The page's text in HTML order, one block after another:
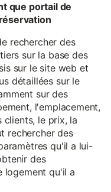
que portail de
rechercher des
sur la base des
sur le site web et
détaillées sur le
sur des
l'emplacement,
clients, le prix, la
rechercher des
qu'il a lui-
des
logement qu'il a